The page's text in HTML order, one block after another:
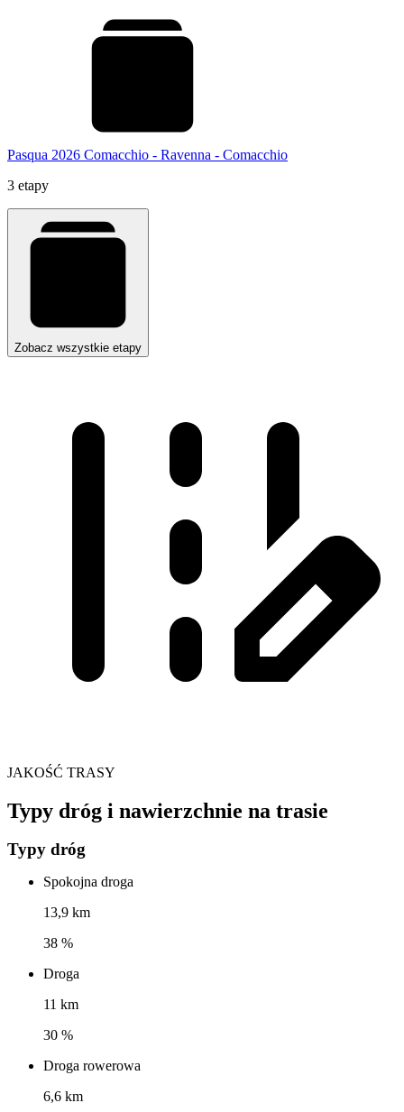
Pasqua 2026 Comacchio - Ravenna - Comacchio
3 etapy
Zobacz wszystkie etapy
JAKOŚĆ TRASY
Typy dróg i nawierzchnie na trasie
Typy dróg
Spokojna droga
13,9 km
38 %
Droga
11 km
30 %
Droga rowerowa
6,6 km